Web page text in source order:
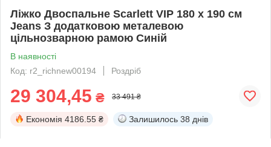
Ліжко Двоспальне Scarlett VIP 180 х 190 см
Jeans З додатковою металевою
цільнозварною рамою Синій
В наявності
Код: r2_richnew00194
Роздріб
29 304,45 ₴ 33 491 ₴
Економія 4186.55 ₴ Залишилось 38 днів